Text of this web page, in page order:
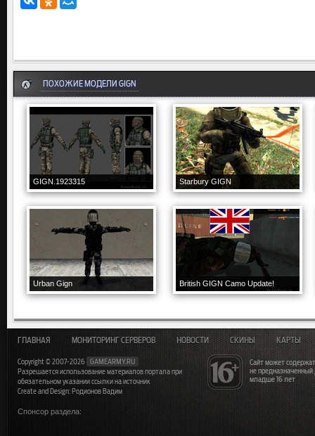
ПОХОЖИЕ МОДЕЛИ GIGN
GIGN.1923315 Starbury GIGN
Urban Gign British GIGN Camo Update!
Сайт может
не
младше 16 лет
ГЛАВНАЯ МОНИТОРИНГ СЕРВЕРОВ НОВОСТИ СКИНЫ КАРТЫ
Copyright © 2007-2026
GAMEARMY.RU
Разрешается использование материалов портала при
обязательном указании ссылки на источник
Create and Design: Родионов Вадим
Спонсор раздела: